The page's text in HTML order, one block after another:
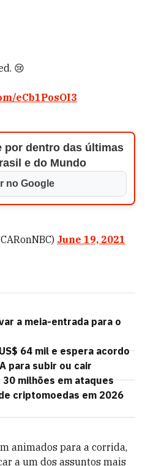
😢
eCb1PosOI3
por dentro das últimas
e do Mundo
no Google
June 19, 2021
a meia-entrada para o
64 mil e espera acordo
para subir ou cair
30 milhões em ataques
criptomoedas em 2026
animados para a corrida,
a um dos assuntos mais